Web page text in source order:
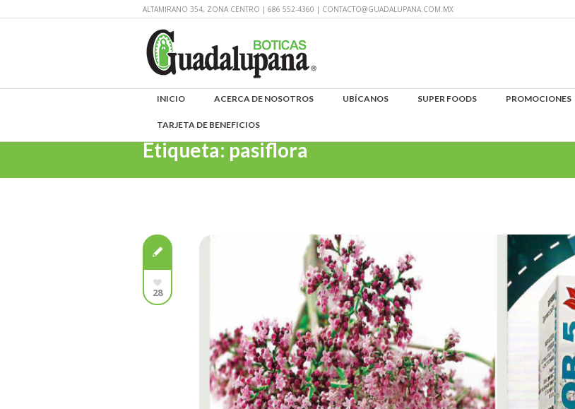
ALTAMIRANO 354, ZONA CENTRO | 686 552-4360 | CONTACTO@GUADALUPANA.COM.MX
INICIO ACERCA DE NOSOTROS UBÍCANOS SUPER FOODS PROMOCIONES
TARJETA DE BENEFICIOS
Etiqueta:pasiflora
28